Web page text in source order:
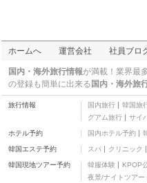
ワイルド オーキッド リ
ゾート
三つ星
ラリンズ ホーム
三つ星
JAPI トラベラーズ ホテ
ル & レストラン - 本館
三つ星
ロイス ホテル & カジノ
三つ星
スービック ベイ トラベ
ラーズ ホテル & イベン
三つ星
ダニエラズ プレイス
ホームへ 運営会社 社員ブロ
国内・海外旅行情報が満載！業界最
の登録も簡単に出来る 国内・海外旅
旅行情報 国内旅行 韓国旅
グアム旅行
サイ
ホテル予約 国内ホテル予約
韓国エステ予約 スパ クリニック
韓国現地ツアー予約 韓服体験 KPOP
夜景/ナイトツアー